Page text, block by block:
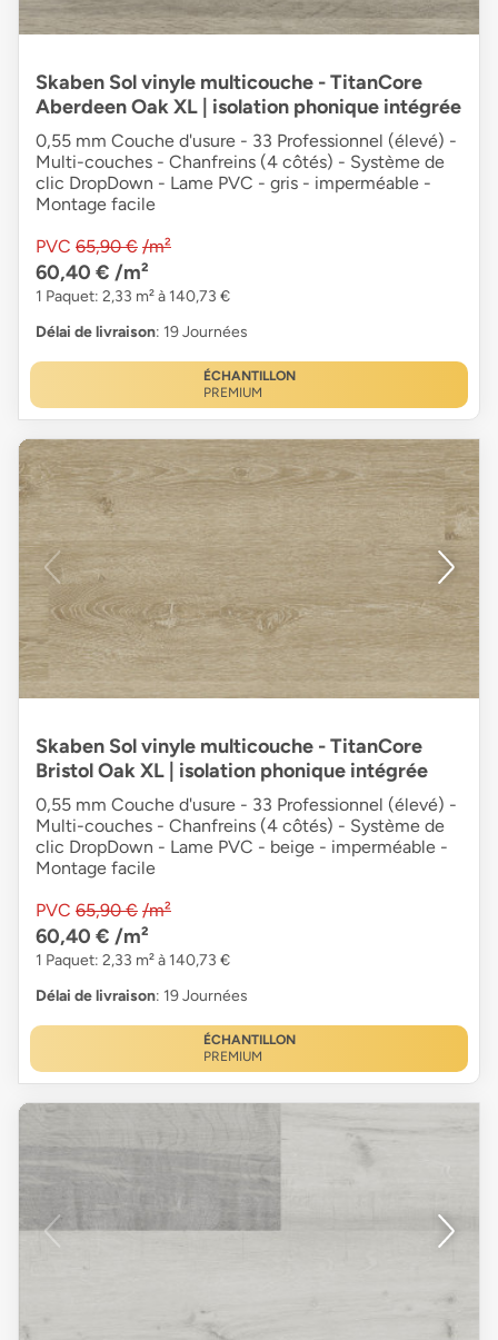
Skaben Sol vinyle multicouche - TitanCore
Aberdeen Oak XL | isolation phonique intégrée
0,55 mm Couche d'usure - 33 Professionnel (élevé) -
Multi-couches - Chanfreins (4 côtés) - Système de
clic DropDown - Lame PVC - gris - imperméable -
Montage facile
PVC 65,90 € /m²
60,40 € /m²
1 Paquet: 2,33 m² à 140,73 €
Délai de livraison: 19 Journées
ÉCHANTILLON
PREMIUM
Skaben Sol vinyle multicouche - TitanCore
Bristol Oak XL | isolation phonique intégrée
0,55 mm Couche d'usure - 33 Professionnel (élevé) -
Multi-couches - Chanfreins (4 côtés) - Système de
clic DropDown - Lame PVC - beige - imperméable -
Montage facile
PVC 65,90 € /m²
60,40 € /m²
1 Paquet: 2,33 m² à 140,73 €
Délai de livraison: 19 Journées
ÉCHANTILLON
PREMIUM